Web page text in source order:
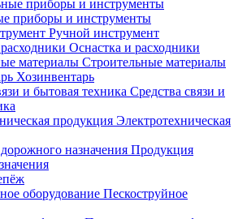
приборы и инструменты
Ручной инструмент
Оснастка и расходники
Строительные материалы
Хозинвентарь
Средства связи и
Электротехническая
Продукция
Пескоструйное